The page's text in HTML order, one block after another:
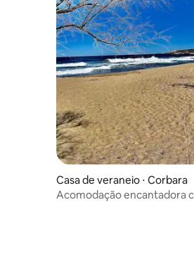
Casa de veraneio ⋅ Corbara
Acomodação encantadora